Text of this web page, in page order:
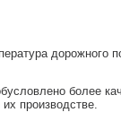
более
производстве.